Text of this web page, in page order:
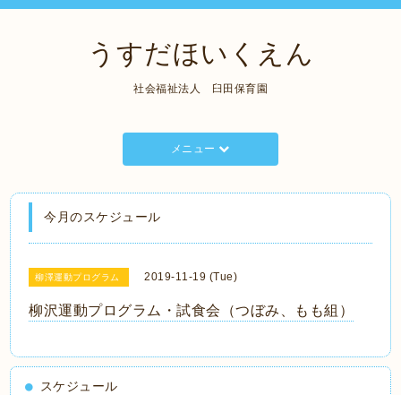
うすだほいくえん
社会福祉法人 臼田保育園
メニュー
今月のスケジュール
柳澤運動プログラム 2019-11-19 (Tue)
柳沢運動プログラム・試食会（つぼみ、もも組）
スケジュール